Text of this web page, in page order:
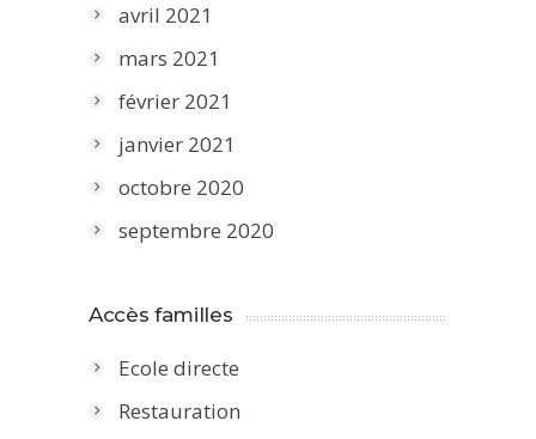
avril 2021
mars 2021
février 2021
janvier 2021
octobre 2020
septembre 2020
Accès familles
Ecole directe
Restauration